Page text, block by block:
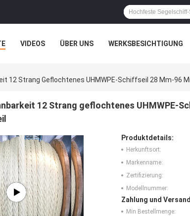
VIDEOS ÜBER UNS WERKSBESICHTIGUNG
12 Strang Geflochtenes UHMWPE-Schiffseil 28 Mm-96
12 Strang geflochtenes UHMWPE-
Produktdetails:
Herkunftsort:
Markenname:
Zertifizierung:
Modellnummer:
Zahlung und
Min Bestellmenge: